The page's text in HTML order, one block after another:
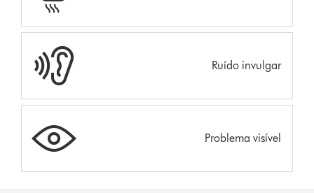
Ruído invulgar
Problema visível